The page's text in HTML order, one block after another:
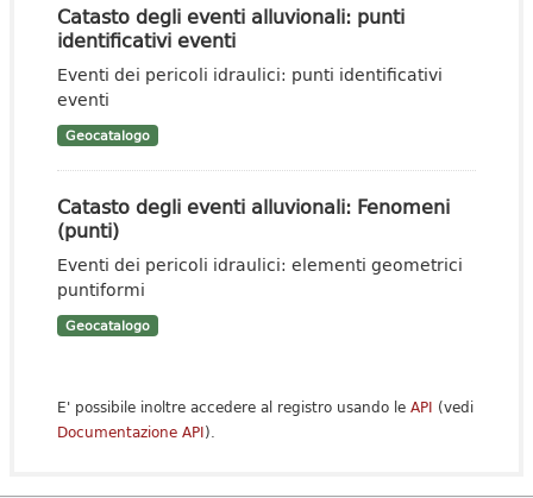
Catasto degli eventi alluvionali: punti
identificativi eventi
Eventi dei pericoli idraulici: punti identificativi
eventi
Geocatalogo
Catasto degli eventi alluvionali: Fenomeni
(punti)
Eventi dei pericoli idraulici: elementi geometrici
puntiformi
Geocatalogo
E' possibile inoltre accedere al registro usando le API (vedi
Documentazione API).